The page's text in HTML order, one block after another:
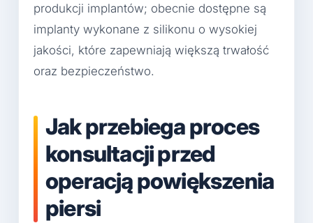
produkcji implantów; obecnie dostępne są
implanty wykonane z silikonu o wysokiej
jakości, które zapewniają większą trwałość
oraz bezpieczeństwo.
Jak przebiega proces
konsultacji przed
operacją powiększenia
piersi